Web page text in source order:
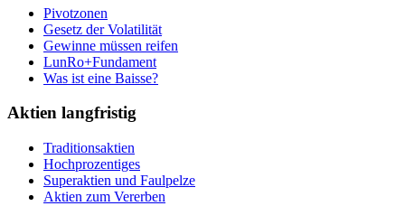
Pivotzonen
Gesetz der Volatilität
Gewinne müssen reifen
LunRo+Fundament
Was ist eine Baisse?
Aktien langfristig
Traditionsaktien
Hochprozentiges
Superaktien und Faulpelze
Aktien zum Vererben